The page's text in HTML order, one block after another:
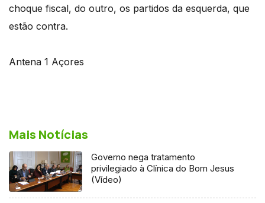
choque fiscal, do outro, os partidos da esquerda, que
estão contra.
Antena 1 Açores
Mais Notícias
Governo nega tratamento
privilegiado à Clínica do Bom Jesus
(Vídeo)